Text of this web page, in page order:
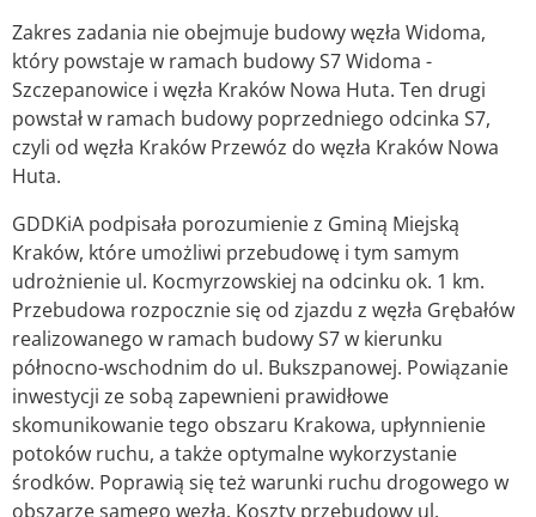
Zakres zadania nie obejmuje budowy węzła Widoma,
który powstaje w ramach budowy S7 Widoma -
Szczepanowice i węzła Kraków Nowa Huta. Ten drugi
powstał w ramach budowy poprzedniego odcinka S7,
czyli od węzła Kraków Przewóz do węzła Kraków Nowa
Huta.
GDDKiA podpisała porozumienie z Gminą Miejską
Kraków, które umożliwi przebudowę i tym samym
udrożnienie ul. Kocmyrzowskiej na odcinku ok. 1 km.
Przebudowa rozpocznie się od zjazdu z węzła Grębałów
realizowanego w ramach budowy S7 w kierunku
północno-wschodnim do ul. Bukszpanowej. Powiązanie
inwestycji ze sobą zapewnieni prawidłowe
skomunikowanie tego obszaru Krakowa, upłynnienie
potoków ruchu, a także optymalne wykorzystanie
środków. Poprawią się też warunki ruchu drogowego w
obszarze samego węzła. Koszty przebudowy ul.